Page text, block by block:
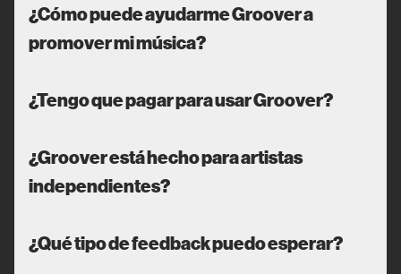
¿Cómo puede ayudarme Groover a
promover mi música?
¿Tengo que pagar para usar Groover?
¿Groover está hecho para artistas
independientes?
¿Qué tipo de feedback puedo esperar?